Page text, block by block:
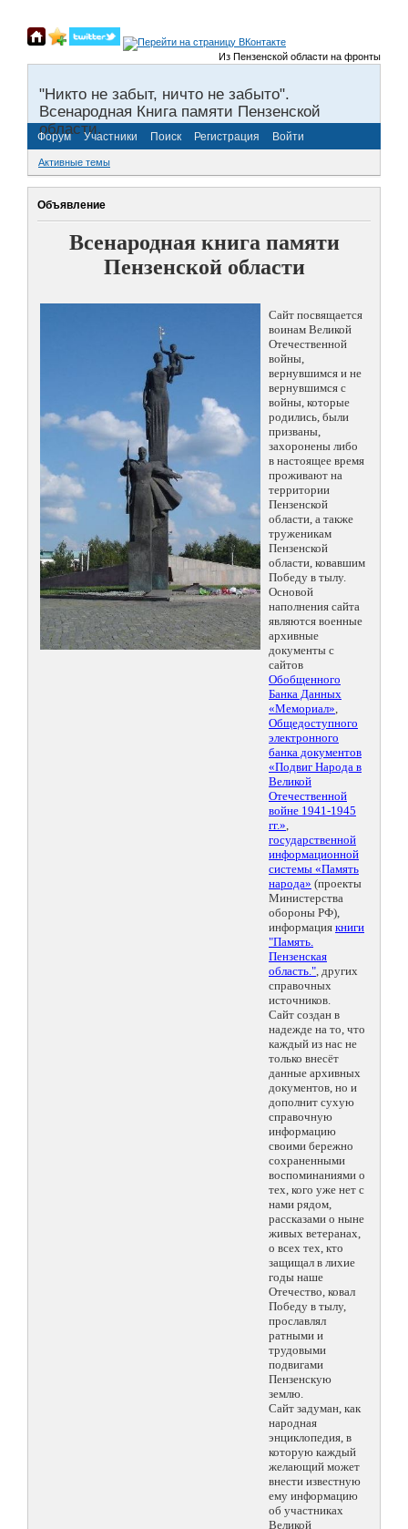
Из Пензенской области на фронты
"Никто не забыт, ничто не забыто".
Всенародная Книга памяти Пензенской
области.
Форум Участники Поиск Регистрация Войти
Активные темы
Объявление
Всенародная книга памяти
Пензенской области
Сайт посвящается
воинам Великой
Отечественной
войны,
вернувшимся и не
вернувшимся с
войны, которые
родились, были
призваны,
захоронены либо
в настоящее время
проживают на
территории
Пензенской
области, а также
труженикам
Пензенской
области, ковавшим
Победу в тылу.
Основой
наполнения сайта
являются военные
архивные
документы с
сайтов
Обобщенного
Банка Данных
«Мемориал»,
Общедоступного
электронного
банка документов
«Подвиг Народа в
Великой
Отечественной
войне 1941-1945
гг.»,
государственной
информационной
системы «Память
народа» (проекты
Министерства
обороны РФ),
информация книги
"Память.
Пензенская
область.", других
справочных
источников.
Сайт создан в
надежде на то, что
каждый из нас не
только внесёт
данные архивных
документов, но и
дополнит сухую
справочную
информацию
своими бережно
сохраненными
воспоминаниями о
тех, кого уже нет с
нами рядом,
рассказами о ныне
живых ветеранах,
о всех тех, кто
защищал в лихие
годы наше
Отечество, ковал
Победу в тылу,
прославлял
ратными и
трудовыми
подвигами
Пензенскую
землю.
Сайт задуман, как
народная
энциклопедия, в
которую каждый
желающий может
внести известную
ему информацию
об участниках
Великой